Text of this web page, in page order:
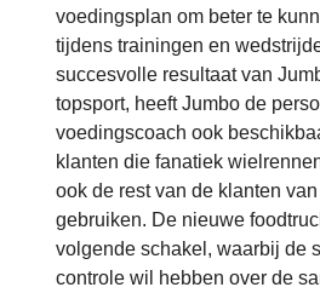
voedingsplan om beter te
tijdens trainingen en
succesvolle resultaat van
topsport, heeft Jumbo de
voedingscoach ook
klanten die fanatiek
ook de rest van de klanten
gebruiken. De nieuwe
volgende schakel, waarbij de
controle wil hebben over de